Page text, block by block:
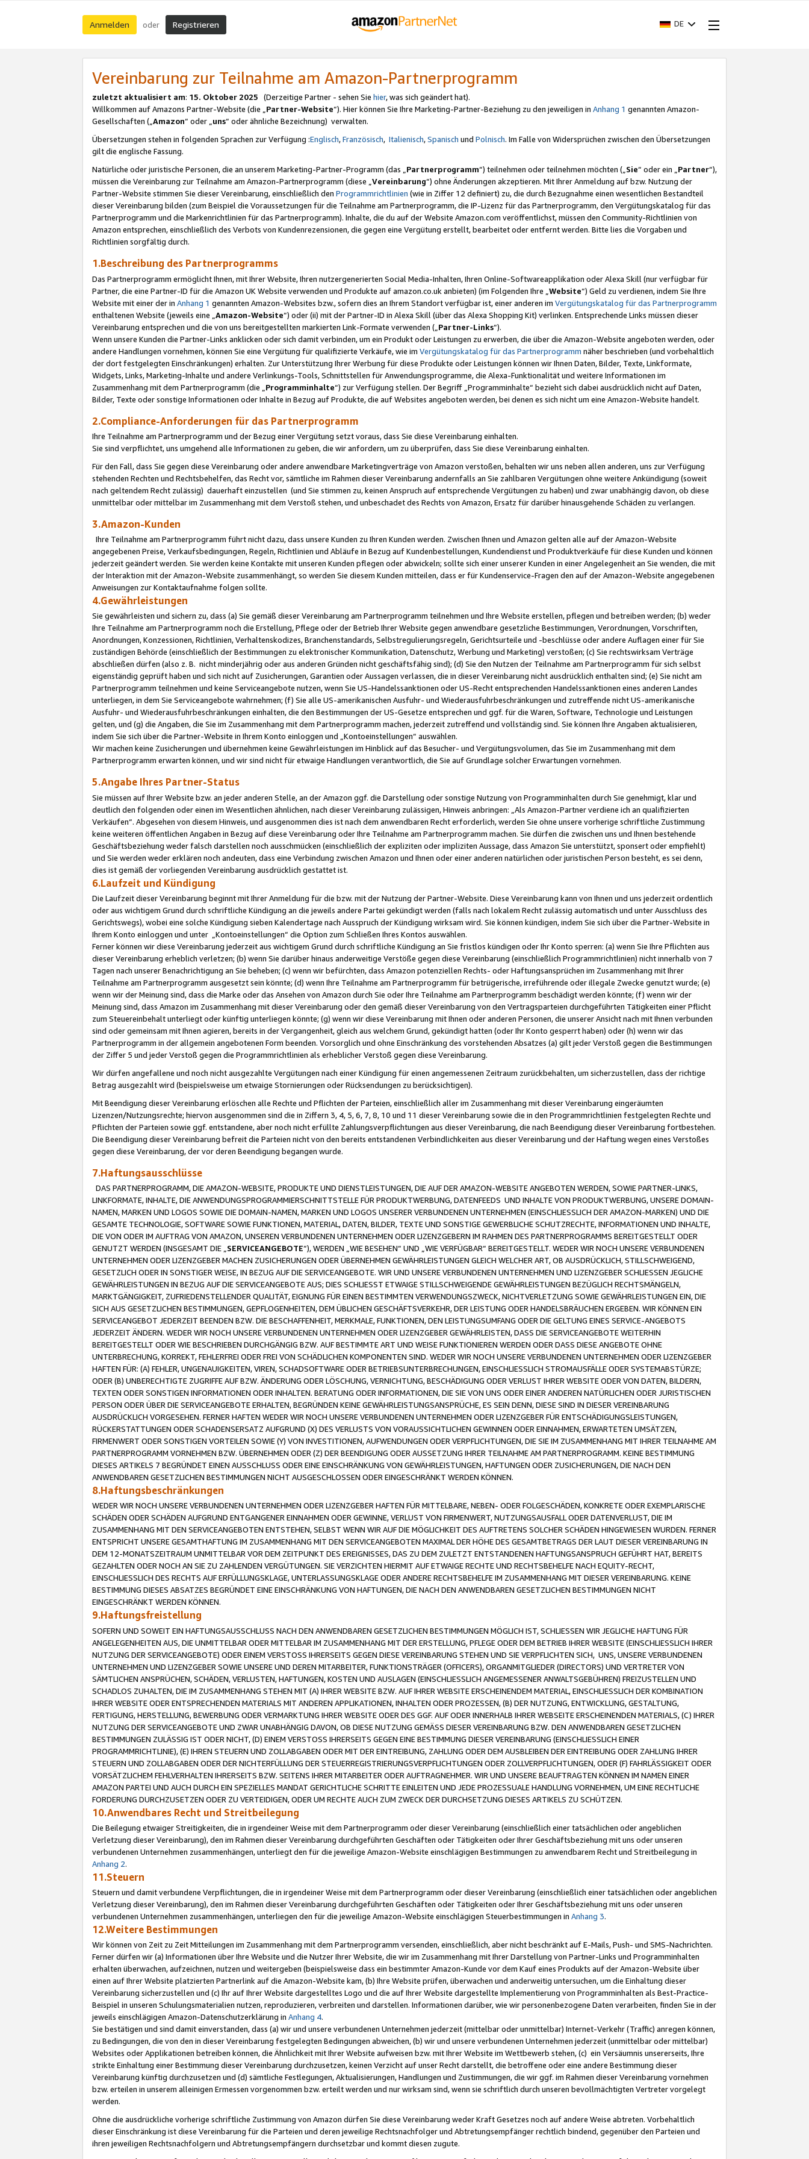
Anmelden oder Registrieren DE
Vereinbarung zur Teilnahme am Amazon-Partnerprogramm
zuletzt aktualisiert am: 15. Oktober 2025 (Derzeitige Partner - sehen Sie hier, was sich geändert hat).
Willkommen auf Amazons Partner-Website (die „Partner-Website“). Hier können Sie Ihre Marketing-Partner-Beziehung zu den jeweiligen in Anhang 1 genannten Amazon-
Gesellschaften („Amazon“ oder „uns“ oder ähnliche Bezeichnung) verwalten.
Übersetzungen stehen in folgenden Sprachen zur Verfügung :Englisch,Französisch, Italienisch,Spanisch und Polnisch. Im Falle von Widersprüchen zwischen den Übersetzungen
gilt die englische Fassung.
Natürliche oder juristische Personen, die an unserem Marketing-Partner-Programm (das „Partnerprogramm“) teilnehmen oder teilnehmen möchten („Sie“ oder ein „Partner“),
müssen die Vereinbarung zur Teilnahme am Amazon-Partnerprogramm (diese „Vereinbarung“) ohne Änderungen akzeptieren. Mit Ihrer Anmeldung auf bzw. Nutzung der
Partner-Website stimmen Sie dieser Vereinbarung, einschließlich den Programmrichtlinien (wie in Ziffer 12 definiert) zu, die durch Bezugnahme einen wesentlichen Bestandteil
dieser Vereinbarung bilden (zum Beispiel die Voraussetzungen für die Teilnahme am Partnerprogramm, die IP-Lizenz für das Partnerprogramm, den Vergütungskatalog für das
Partnerprogramm und die Markenrichtlinien für das Partnerprogramm). Inhalte, die du auf der Website Amazon.com veröffentlichst, müssen den Community-Richtlinien von
Amazon entsprechen, einschließlich des Verbots von Kundenrezensionen, die gegen eine Vergütung erstellt, bearbeitet oder entfernt werden. Bitte lies die Vorgaben und
Richtlinien sorgfältig durch.
1.Beschreibung des Partnerprogramms
Das Partnerprogramm ermöglicht Ihnen, mit Ihrer Website, Ihren nutzergenerierten Social Media-Inhalten, Ihren Online-Softwareapplikation oder Alexa Skill (nur verfügbar für
Partner, die eine Partner-ID für die Amazon UK Website verwenden und Produkte auf amazon.co.uk anbieten) (im Folgenden Ihre „ Website“) Geld zu verdienen, indem Sie Ihre
Website mit einer der in Anhang 1 genannten Amazon-Websites bzw., sofern dies an Ihrem Standort verfügbar ist, einer anderen im Vergütungskatalog für das Partnerprogramm
enthaltenen Website (jeweils eine „ Amazon-Website“) oder (ii) mit der Partner-ID in Alexa Skill (über das Alexa Shopping Kit) verlinken. Entsprechende Links müssen dieser
Vereinbarung entsprechen und die von uns bereitgestellten markierten Link-Formate verwenden („ Partner-Links“).
Wenn unsere Kunden die Partner-Links anklicken oder sich damit verbinden, um ein Produkt oder Leistungen zu erwerben, die über die Amazon-Website angeboten werden, oder
andere Handlungen vornehmen, können Sie eine Vergütung für qualifizierte Verkäufe, wie im Vergütungskatalog für das Partnerprogramm näher beschrieben (und vorbehaltlich
der dort festgelegten Einschränkungen) erhalten. Zur Unterstützung Ihrer Werbung für diese Produkte oder Leistungen können wir Ihnen Daten, Bilder, Texte, Linkformate,
Widgets, Links, Marketing-Inhalte und andere Verlinkungs-Tools, Schnittstellen für Anwendungsprogramme, die Alexa-Funktionalität und weitere Informationen im
Zusammenhang mit dem Partnerprogramm (die „ Programminhalte“) zur Verfügung stellen. Der Begriff „Programminhalte“ bezieht sich dabei ausdrücklich nicht auf Daten,
Bilder, Texte oder sonstige Informationen oder Inhalte in Bezug auf Produkte, die auf Websites angeboten werden, bei denen es sich nicht um eine Amazon-Website handelt.
2.Compliance-Anforderungen für das Partnerprogramm
Ihre Teilnahme am Partnerprogramm und der Bezug einer Vergütung setzt voraus, dass Sie diese Vereinbarung einhalten.
Sie sind verpflichtet, uns umgehend alle Informationen zu geben, die wir anfordern, um zu überprüfen, dass Sie diese Vereinbarung einhalten.
Für den Fall, dass Sie gegen diese Vereinbarung oder andere anwendbare Marketingverträge von Amazon verstoßen, behalten wir uns neben allen anderen, uns zur Verfügung
stehenden Rechten und Rechtsbehelfen, das Recht vor, sämtliche im Rahmen dieser Vereinbarung andernfalls an Sie zahlbaren Vergütungen ohne weitere Ankündigung (soweit
nach geltendem Recht zulässig) dauerhaft einzustellen (und Sie stimmen zu, keinen Anspruch auf entsprechende Vergütungen zu haben) und zwar unabhängig davon, ob diese
unmittelbar oder mittelbar im Zusammenhang mit dem Verstoß stehen, und unbeschadet des Rechts von Amazon, Ersatz für darüber hinausgehende Schäden zu verlangen.
3.Amazon-Kunden
Ihre Teilnahme am Partnerprogramm führt nicht dazu, dass unsere Kunden zu Ihren Kunden werden. Zwischen Ihnen und Amazon gelten alle auf der Amazon-Website
angegebenen Preise, Verkaufsbedingungen, Regeln, Richtlinien und Abläufe in Bezug auf Kundenbestellungen, Kundendienst und Produktverkäufe für diese Kunden und können
jederzeit geändert werden. Sie werden keine Kontakte mit unseren Kunden pflegen oder abwickeln; sollte sich einer unserer Kunden in einer Angelegenheit an Sie wenden, die mit
der Interaktion mit der Amazon-Website zusammenhängt, so werden Sie diesem Kunden mitteilen, dass er für Kundenservice-Fragen den auf der Amazon-Website angegebenen
Anweisungen zur Kontaktaufnahme folgen sollte.
4.Gewährleistungen
Sie gewährleisten und sichern zu, dass (a) Sie gemäß dieser Vereinbarung am Partnerprogramm teilnehmen und Ihre Website erstellen, pflegen und betreiben werden; (b) weder
Ihre Teilnahme am Partnerprogramm noch die Erstellung, Pflege oder der Betrieb Ihrer Website gegen anwendbare gesetzliche Bestimmungen, Verordnungen, Vorschriften,
Anordnungen, Konzessionen, Richtlinien, Verhaltenskodizes, Branchenstandards, Selbstregulierungsregeln, Gerichtsurteile und -beschlüsse oder andere Auflagen einer für Sie
zuständigen Behörde (einschließlich der Bestimmungen zu elektronischer Kommunikation, Datenschutz, Werbung und Marketing) verstoßen; (c) Sie rechtswirksam Verträge
abschließen dürfen (also z. B. nicht minderjährig oder aus anderen Gründen nicht geschäftsfähig sind); (d) Sie den Nutzen der Teilnahme am Partnerprogramm für sich selbst
eigenständig geprüft haben und sich nicht auf Zusicherungen, Garantien oder Aussagen verlassen, die in dieser Vereinbarung nicht ausdrücklich enthalten sind; (e) Sie nicht am
Partnerprogramm teilnehmen und keine Serviceangebote nutzen, wenn Sie US-Handelssanktionen oder US-Recht entsprechenden Handelssanktionen eines anderen Landes
unterliegen, in dem Sie Serviceangebote wahrnehmen; (f) Sie alle US-amerikanischen Ausfuhr- und Wiederausfuhrbeschränkungen und zutreffende nicht US-amerikanische
Ausfuhr- und Wiederausfuhrbeschränkungen einhalten, die den Bestimmungen der US-Gesetze entsprechen und ggf. für die Waren, Software, Technologie und Leistungen
gelten, und (g) die Angaben, die Sie im Zusammenhang mit dem Partnerprogramm machen, jederzeit zutreffend und vollständig sind. Sie können Ihre Angaben aktualisieren,
indem Sie sich über die Partner-Website in Ihrem Konto einloggen und „Kontoeinstellungen“ auswählen.
Wir machen keine Zusicherungen und übernehmen keine Gewährleistungen im Hinblick auf das Besucher- und Vergütungsvolumen, das Sie im Zusammenhang mit dem
Partnerprogramm erwarten können, und wir sind nicht für etwaige Handlungen verantwortlich, die Sie auf Grundlage solcher Erwartungen vornehmen.
5.Angabe Ihres Partner-Status
Sie müssen auf Ihrer Website bzw. an jeder anderen Stelle, an der Amazon ggf. die Darstellung oder sonstige Nutzung von Programminhalten durch Sie genehmigt, klar und
deutlich den folgenden oder einen im Wesentlichen ähnlichen, nach dieser Vereinbarung zulässigen, Hinweis anbringen: „Als Amazon-Partner verdiene ich an qualifizierten
Verkäufen“. Abgesehen von diesem Hinweis, und ausgenommen dies ist nach dem anwendbaren Recht erforderlich, werden Sie ohne unsere vorherige schriftliche Zustimmung
keine weiteren öffentlichen Angaben in Bezug auf diese Vereinbarung oder Ihre Teilnahme am Partnerprogramm machen. Sie dürfen die zwischen uns und Ihnen bestehende
Geschäftsbeziehung weder falsch darstellen noch ausschmücken (einschließlich der expliziten oder impliziten Aussage, dass Amazon Sie unterstützt, sponsert oder empfiehlt)
und Sie werden weder erklären noch andeuten, dass eine Verbindung zwischen Amazon und Ihnen oder einer anderen natürlichen oder juristischen Person besteht, es sei denn,
dies ist gemäß der vorliegenden Vereinbarung ausdrücklich gestattet ist.
6.Laufzeit und Kündigung
Die Laufzeit dieser Vereinbarung beginnt mit Ihrer Anmeldung für die bzw. mit der Nutzung der Partner-Website. Diese Vereinbarung kann von Ihnen und uns jederzeit ordentlich
oder aus wichtigem Grund durch schriftliche Kündigung an die jeweils andere Partei gekündigt werden (falls nach lokalem Recht zulässig automatisch und unter Ausschluss des
Gerichtswegs), wobei eine solche Kündigung sieben Kalendertage nach Ausspruch der Kündigung wirksam wird. Sie können kündigen, indem Sie sich über die Partner-Website in
Ihrem Konto einloggen und unter „Kontoeinstellungen“ die Option zum Schließen Ihres Kontos auswählen.
Ferner können wir diese Vereinbarung jederzeit aus wichtigem Grund durch schriftliche Kündigung an Sie fristlos kündigen oder Ihr Konto sperren: (a) wenn Sie Ihre Pflichten aus
dieser Vereinbarung erheblich verletzen; (b) wenn Sie darüber hinaus anderweitige Verstöße gegen diese Vereinbarung (einschließlich Programmrichtlinien) nicht innerhalb von 7
Tagen nach unserer Benachrichtigung an Sie beheben; (c) wenn wir befürchten, dass Amazon potenziellen Rechts- oder Haftungsansprüchen im Zusammenhang mit Ihrer
Teilnahme am Partnerprogramm ausgesetzt sein könnte; (d) wenn Ihre Teilnahme am Partnerprogramm für betrügerische, irreführende oder illegale Zwecke genutzt wurde; (e)
wenn wir der Meinung sind, dass die Marke oder das Ansehen von Amazon durch Sie oder Ihre Teilnahme am Partnerprogramm beschädigt werden könnte; (f) wenn wir der
Meinung sind, dass Amazon im Zusammenhang mit dieser Vereinbarung oder den gemäß dieser Vereinbarung von den Vertragsparteien durchgeführten Tätigkeiten einer Pflicht
zum Steuereinbehalt unterliegt oder künftig unterliegen könnte; (g) wenn wir diese Vereinbarung mit Ihnen oder anderen Personen, die unserer Ansicht nach mit Ihnen verbunden
sind oder gemeinsam mit Ihnen agieren, bereits in der Vergangenheit, gleich aus welchem Grund, gekündigt hatten (oder Ihr Konto gesperrt haben) oder (h) wenn wir das
Partnerprogramm in der allgemein angebotenen Form beenden. Vorsorglich und ohne Einschränkung des vorstehenden Absatzes (a) gilt jeder Verstoß gegen die Bestimmungen
der Ziffer 5 und jeder Verstoß gegen die Programmrichtlinien als erheblicher Verstoß gegen diese Vereinbarung.
Wir dürfen angefallene und noch nicht ausgezahlte Vergütungen nach einer Kündigung für einen angemessenen Zeitraum zurückbehalten, um sicherzustellen, dass der richtige
Betrag ausgezahlt wird (beispielsweise um etwaige Stornierungen oder Rücksendungen zu berücksichtigen).
Mit Beendigung dieser Vereinbarung erlöschen alle Rechte und Pflichten der Parteien, einschließlich aller im Zusammenhang mit dieser Vereinbarung eingeräumten
Lizenzen/Nutzungsrechte; hiervon ausgenommen sind die in Ziffern 3, 4, 5, 6, 7, 8, 10 und 11 dieser Vereinbarung sowie die in den Programmrichtlinien festgelegten Rechte und
Pflichten der Parteien sowie ggf. entstandene, aber noch nicht erfüllte Zahlungsverpflichtungen aus dieser Vereinbarung, die nach Beendigung dieser Vereinbarung fortbestehen.
Die Beendigung dieser Vereinbarung befreit die Parteien nicht von den bereits entstandenen Verbindlichkeiten aus dieser Vereinbarung und der Haftung wegen eines Verstoßes
gegen diese Vereinbarung, der vor deren Beendigung begangen wurde.
7.Haftungsausschlüsse
DAS PARTNERPROGRAMM, DIE AMAZON-WEBSITE, PRODUKTE UND DIENSTLEISTUNGEN, DIE AUF DER AMAZON-WEBSITE ANGEBOTEN WERDEN, SOWIE PARTNER-LINKS,
LINKFORMATE, INHALTE, DIE ANWENDUNGSPROGRAMMIERSCHNITTSTELLE FÜR PRODUKTWERBUNG, DATENFEEDS UND INHALTE VON PRODUKTWERBUNG, UNSERE DOMAIN-
NAMEN, MARKEN UND LOGOS SOWIE DIE DOMAIN-NAMEN, MARKEN UND LOGOS UNSERER VERBUNDENEN UNTERNEHMEN (EINSCHLIESSLICH DER AMAZON-MARKEN) UND DIE
GESAMTE TECHNOLOGIE, SOFTWARE SOWIE FUNKTIONEN, MATERIAL, DATEN, BILDER, TEXTE UND SONSTIGE GEWERBLICHE SCHUTZRECHTE, INFORMATIONEN UND INHALTE,
DIE VON ODER IM AUFTRAG VON AMAZON, UNSEREN VERBUNDENEN UNTERNEHMEN ODER LIZENZGEBERN IM RAHMEN DES PARTNERPROGRAMMS BEREITGESTELLT ODER
GENUTZT WERDEN (INSGESAMT DIE „ SERVICEANGEBOTE“), WERDEN „WIE BESEHEN“ UND „WIE VERFÜGBAR“ BEREITGESTELLT. WEDER WIR NOCH UNSERE VERBUNDENEN
UNTERNEHMEN ODER LIZENZGEBER MACHEN ZUSICHERUNGEN ODER ÜBERNEHMEN GEWÄHRLEISTUNGEN GLEICH WELCHER ART, OB AUSDRÜCKLICH, STILLSCHWEIGEND,
GESETZLICH ODER IN SONSTIGER WEISE, IN BEZUG AUF DIE SERVICEANGEBOTE. WIR UND UNSERE VERBUNDENEN UNTERNEHMEN UND LIZENZGEBER SCHLIESSEN JEGLICHE
GEWÄHRLEISTUNGEN IN BEZUG AUF DIE SERVICEANGEBOTE AUS; DIES SCHLIESST ETWAIGE STILLSCHWEIGENDE GEWÄHRLEISTUNGEN BEZÜGLICH RECHTSMÄNGELN,
MARKTGÄNGIGKEIT, ZUFRIEDENSTELLENDER QUALITÄT, EIGNUNG FÜR EINEN BESTIMMTEN VERWENDUNGSZWECK, NICHTVERLETZUNG SOWIE GEWÄHRLEISTUNGEN EIN, DIE
SICH AUS GESETZLICHEN BESTIMMUNGEN, GEPFLOGENHEITEN, DEM ÜBLICHEN GESCHÄFTSVERKEHR, DER LEISTUNG ODER HANDELSBRÄUCHEN ERGEBEN. WIR KÖNNEN EIN
SERVICEANGEBOT JEDERZEIT BEENDEN BZW. DIE BESCHAFFENHEIT, MERKMALE, FUNKTIONEN, DEN LEISTUNGSUMFANG ODER DIE GELTUNG EINES SERVICE-ANGEBOTS
JEDERZEIT ÄNDERN. WEDER WIR NOCH UNSERE VERBUNDENEN UNTERNEHMEN ODER LIZENZGEBER GEWÄHRLEISTEN, DASS DIE SERVICEANGEBOTE WEITERHIN
BEREITGESTELLT ODER WIE BESCHRIEBEN DURCHGÄNGIG BZW. AUF BESTIMMTE ART UND WEISE FUNKTIONIEREN WERDEN ODER DASS DIESE ANGEBOTE OHNE
UNTERBRECHUNG, KORREKT, FEHLERFREI ODER FREI VON SCHÄDLICHEN KOMPONENTEN SIND. WEDER WIR NOCH UNSERE VERBUNDENEN UNTERNEHMEN ODER LIZENZGEBER
HAFTEN FÜR: (A) FEHLER, UNGENAUIGKEITEN, VIREN, SCHADSOFTWARE ODER BETRIEBSUNTERBRECHUNGEN, EINSCHLIESSLICH STROMAUSFÄLLE ODER SYSTEMABSTÜRZE;
ODER (B) UNBERECHTIGTE ZUGRIFFE AUF BZW. ÄNDERUNG ODER LÖSCHUNG, VERNICHTUNG, BESCHÄDIGUNG ODER VERLUST IHRER WEBSITE ODER VON DATEN, BILDERN,
TEXTEN ODER SONSTIGEN INFORMATIONEN ODER INHALTEN. BERATUNG ODER INFORMATIONEN, DIE SIE VON UNS ODER EINER ANDEREN NATÜRLICHEN ODER JURISTISCHEN
PERSON ODER ÜBER DIE SERVICEANGEBOTE ERHALTEN, BEGRÜNDEN KEINE GEWÄHRLEISTUNGSANSPRÜCHE, ES SEIN DENN, DIESE SIND IN DIESER VEREINBARUNG
AUSDRÜCKLICH VORGESEHEN. FERNER HAFTEN WEDER WIR NOCH UNSERE VERBUNDENEN UNTERNEHMEN ODER LIZENZGEBER FÜR ENTSCHÄDIGUNGSLEISTUNGEN,
RÜCKERSTATTUNGEN ODER SCHADENSERSATZ AUFGRUND (X) DES VERLUSTS VON VORAUSSICHTLICHEN GEWINNEN ODER EINNAHMEN, ERWARTETEN UMSÄTZEN,
FIRMENWERT ODER SONSTIGEN VORTEILEN SOWIE (Y) VON INVESTITIONEN, AUFWENDUNGEN ODER VERPFLICHTUNGEN, DIE SIE IM ZUSAMMENHANG MIT IHRER TEILNAHME AM
PARTNERPROGRAMM VORNEHMEN BZW. ÜBERNEHMEN ODER (Z) DER BEENDIGUNG ODER AUSSETZUNG IHRER TEILNAHME AM PARTNERPROGRAMM. KEINE BESTIMMUNG
DIESES ARTIKELS 7 BEGRÜNDET EINEN AUSSCHLUSS ODER EINE EINSCHRÄNKUNG VON GEWÄHRLEISTUNGEN, HAFTUNGEN ODER ZUSICHERUNGEN, DIE NACH DEN
ANWENDBAREN GESETZLICHEN BESTIMMUNGEN NICHT AUSGESCHLOSSEN ODER EINGESCHRÄNKT WERDEN KÖNNEN.
8.Haftungsbeschränkungen
WEDER WIR NOCH UNSERE VERBUNDENEN UNTERNEHMEN ODER LIZENZGEBER HAFTEN FÜR MITTELBARE, NEBEN- ODER FOLGESCHÄDEN, KONKRETE ODER EXEMPLARISCHE
SCHÄDEN ODER SCHÄDEN AUFGRUND ENTGANGENER EINNAHMEN ODER GEWINNE, VERLUST VON FIRMENWERT, NUTZUNGSAUSFALL ODER DATENVERLUST, DIE IM
ZUSAMMENHANG MIT DEN SERVICEANGEBOTEN ENTSTEHEN, SELBST WENN WIR AUF DIE MÖGLICHKEIT DES AUFTRETENS SOLCHER SCHÄDEN HINGEWIESEN WURDEN. FERNER
ENTSPRICHT UNSERE GESAMTHAFTUNG IM ZUSAMMENHANG MIT DEN SERVICEANGEBOTEN MAXIMAL DER HÖHE DES GESAMTBETRAGS DER LAUT DIESER VEREINBARUNG IN
DEM 12-MONATSZEITRAUM UNMITTELBAR VOR DEM ZEITPUNKT DES EREIGNISSES, DAS ZU DEM ZULETZT ENTSTANDENEN HAFTUNGSANSPRUCH GEFÜHRT HAT, BEREITS
GEZAHLTEN ODER NOCH AN SIE ZU ZAHLENDEN VERGÜTUNGEN. SIE VERZICHTEN HIERMIT AUF ETWAIGE RECHTE UND RECHTSBEHELFE NACH EQUITY-RECHT,
EINSCHLIESSLICH DES RECHTS AUF ERFÜLLUNGSKLAGE, UNTERLASSUNGSKLAGE ODER ANDERE RECHTSBEHELFE IM ZUSAMMENHANG MIT DIESER VEREINBARUNG. KEINE
BESTIMMUNG DIESES ABSATZES BEGRÜNDET EINE EINSCHRÄNKUNG VON HAFTUNGEN, DIE NACH DEN ANWENDBAREN GESETZLICHEN BESTIMMUNGEN NICHT
EINGESCHRÄNKT WERDEN KÖNNEN.
9.Haftungsfreistellung
SOFERN UND SOWEIT EIN HAFTUNGSAUSSCHLUSS NACH DEN ANWENDBAREN GESETZLICHEN BESTIMMUNGEN MÖGLICH IST, SCHLIESSEN WIR JEGLICHE HAFTUNG FÜR
ANGELEGENHEITEN AUS, DIE UNMITTELBAR ODER MITTELBAR IM ZUSAMMENHANG MIT DER ERSTELLUNG, PFLEGE ODER DEM BETRIEB IHRER WEBSITE (EINSCHLIESSLICH IHRER
NUTZUNG DER SERVICEANGEBOTE) ODER EINEM VERSTOSS IHRERSEITS GEGEN DIESE VEREINBARUNG STEHEN UND SIE VERPFLICHTEN SICH, UNS, UNSERE VERBUNDENEN
UNTERNEHMEN UND LIZENZGEBER SOWIE UNSERE UND DEREN MITARBEITER, FUNKTIONSTRÄGER (OFFICERS), ORGANMITGLIEDER (DIRECTORS) UND VERTRETER VON
SÄMTLICHEN ANSPRÜCHEN, SCHÄDEN, VERLUSTEN, HAFTUNGEN, KOSTEN UND AUSLAGEN (EINSCHLIESSLICH ANGEMESSENER ANWALTSGEBÜHREN) FREIZUSTELLEN UND
SCHADLOS ZUHALTEN, DIE IM ZUSAMMENHANG STEHEN MIT (A) IHRER WEBSITE BZW. AUF IHRER WEBSITE ERSCHEINENDEM MATERIAL, EINSCHLIESSLICH DER KOMBINATION
IHRER WEBSITE ODER ENTSPRECHENDEN MATERIALS MIT ANDEREN APPLIKATIONEN, INHALTEN ODER PROZESSEN, (B) DER NUTZUNG, ENTWICKLUNG, GESTALTUNG,
FERTIGUNG, HERSTELLUNG, BEWERBUNG ODER VERMARKTUNG IHRER WEBSITE ODER DES GGF. AUF ODER INNERHALB IHRER WEBSEITE ERSCHEINENDEN MATERIALS, (C) IHRER
NUTZUNG DER SERVICEANGEBOTE UND ZWAR UNABHÄNGIG DAVON, OB DIESE NUTZUNG GEMÄSS DIESER VEREINBARUNG BZW. DEN ANWENDBAREN GESETZLICHEN
BESTIMMUNGEN ZULÄSSIG IST ODER NICHT, (D) EINEM VERSTOSS IHRERSEITS GEGEN EINE BESTIMMUNG DIESER VEREINBARUNG (EINSCHLIESSLICH EINER
PROGRAMMRICHTLINIE), (E) IHREN STEUERN UND ZOLLABGABEN ODER MIT DER EINTREIBUNG, ZAHLUNG ODER DEM AUSBLEIBEN DER EINTREIBUNG ODER ZAHLUNG IHRER
STEUERN UND ZOLLABGABEN ODER DER NICHTERFÜLLUNG DER STEUERREGISTRIERUNGSVERPFLICHTUNGEN ODER ZOLLVERPFLICHTUNGEN, ODER (F) FAHRLÄSSIGKEIT ODER
VORSÄTZLICHEM FEHLVERHALTEN IHRERSEITS BZW. SEITENS IHRER MITARBEITER ODER AUFTRAGNEHMER. WIR UND UNSERE BEAUFTRAGTEN KÖNNEN IM NAMEN EINER
AMAZON PARTEI UND AUCH DURCH EIN SPEZIELLES MANDAT GERICHTLICHE SCHRITTE EINLEITEN UND JEDE PROZESSUALE HANDLUNG VORNEHMEN, UM EINE RECHTLICHE
FORDERUNG DURCHZUSETZEN ODER ZU VERTEIDIGEN, ODER UM RECHTE AUCH ZUM ZWECK DER DURCHSETZUNG DIESES ARTIKELS ZU SCHÜTZEN.
10.Anwendbares Recht und Streitbeilegung
Die Beilegung etwaiger Streitigkeiten, die in irgendeiner Weise mit dem Partnerprogramm oder dieser Vereinbarung (einschließlich einer tatsächlichen oder angeblichen
Verletzung dieser Vereinbarung), den im Rahmen dieser Vereinbarung durchgeführten Geschäften oder Tätigkeiten oder Ihrer Geschäftsbeziehung mit uns oder unseren
verbundenen Unternehmen zusammenhängen, unterliegt den für die jeweilige Amazon-Website einschlägigen Bestimmungen zu anwendbarem Recht und Streitbeilegung in
Anhang 2.
11.Steuern
Steuern und damit verbundene Verpflichtungen, die in irgendeiner Weise mit dem Partnerprogramm oder dieser Vereinbarung (einschließlich einer tatsächlichen oder angeblichen
Verletzung dieser Vereinbarung), den im Rahmen dieser Vereinbarung durchgeführten Geschäften oder Tätigkeiten oder Ihrer Geschäftsbeziehung mit uns oder unseren
verbundenen Unternehmen zusammenhängen, unterliegen den für die jeweilige Amazon-Website einschlägigen Steuerbestimmungen in Anhang 3.
12.Weitere Bestimmungen
Wir können von Zeit zu Zeit Mitteilungen im Zusammenhang mit dem Partnerprogramm versenden, einschließlich, aber nicht beschränkt auf E-Mails, Push- und SMS-Nachrichten.
Ferner dürfen wir (a) Informationen über Ihre Website und die Nutzer Ihrer Website, die wir im Zusammenhang mit Ihrer Darstellung von Partner-Links und Programminhalten
erhalten überwachen, aufzeichnen, nutzen und weitergeben (beispielsweise dass ein bestimmter Amazon-Kunde vor dem Kauf eines Produkts auf der Amazon-Website über
einen auf Ihrer Website platzierten Partnerlink auf die Amazon-Website kam, (b) Ihre Website prüfen, überwachen und anderweitig untersuchen, um die Einhaltung dieser
Vereinbarung sicherzustellen und (c) Ihr auf Ihrer Website dargestelltes Logo und die auf Ihrer Website dargestellte Implementierung von Programminhalten als Best-Practice-
Beispiel in unseren Schulungsmaterialien nutzen, reproduzieren, verbreiten und darstellen. Informationen darüber, wie wir personenbezogene Daten verarbeiten, finden Sie in der
jeweils einschlägigen Amazon-Datenschutzerklärung in Anhang 4.
Sie bestätigen und sind damit einverstanden, dass (a) wir und unsere verbundenen Unternehmen jederzeit (mittelbar oder unmittelbar) Internet-Verkehr (Traffic) anregen können,
zu Bedingungen, die von den in dieser Vereinbarung festgelegten Bedingungen abweichen, (b) wir und unsere verbundenen Unternehmen jederzeit (unmittelbar oder mittelbar)
Websites oder Applikationen betreiben können, die Ähnlichkeit mit Ihrer Website aufweisen bzw. mit Ihrer Website im Wettbewerb stehen, (c) ein Versäumnis unsererseits, Ihre
strikte Einhaltung einer Bestimmung dieser Vereinbarung durchzusetzen, keinen Verzicht auf unser Recht darstellt, die betroffene oder eine andere Bestimmung dieser
Vereinbarung künftig durchzusetzen und (d) sämtliche Festlegungen, Aktualisierungen, Handlungen und Zustimmungen, die wir ggf. im Rahmen dieser Vereinbarung vornehmen
bzw. erteilen in unserem alleinigen Ermessen vorgenommen bzw. erteilt werden und nur wirksam sind, wenn sie schriftlich durch unseren bevollmächtigten Vertreter vorgelegt
werden.
Ohne die ausdrückliche vorherige schriftliche Zustimmung von Amazon dürfen Sie diese Vereinbarung weder Kraft Gesetzes noch auf andere Weise abtreten. Vorbehaltlich
dieser Einschränkung ist diese Vereinbarung für die Parteien und deren jeweilige Rechtsnachfolger und Abtretungsempfänger rechtlich bindend, gegenüber den Parteien und
ihren jeweiligen Rechtsnachfolgern und Abtretungsempfängern durchsetzbar und kommt diesen zugute.